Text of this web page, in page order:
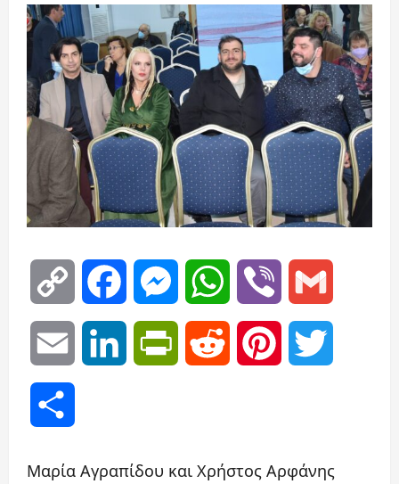
Copy
Link
Facebook MessengerWhatsAppViber
Email LinkedIn PrintFriendly
Reddit Pinterest
Μαρία Αγραπίδου και Χρήστος Αρφάνης